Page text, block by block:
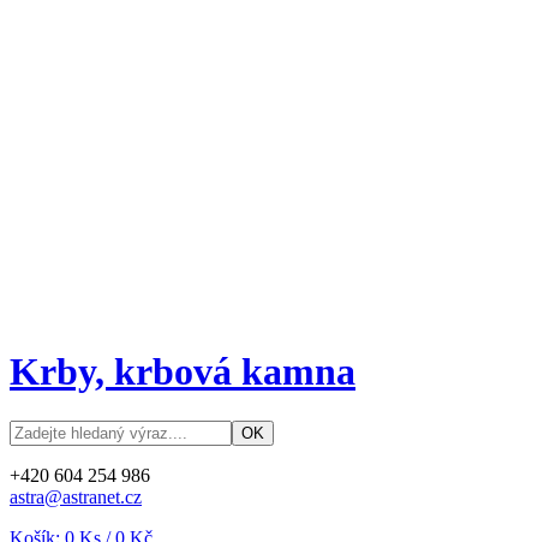
Krby, krbová kamna
+420 604 254 986
astra@astranet.cz
Košík: 0 Ks /0 Kč